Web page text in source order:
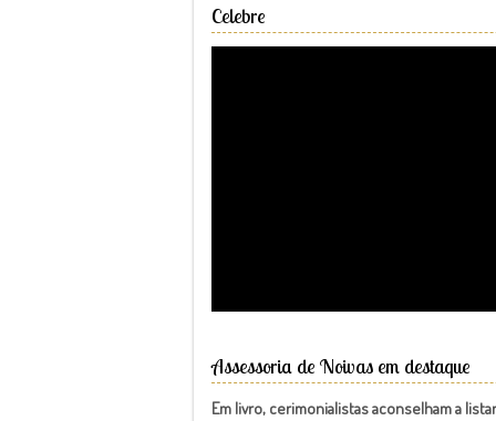
Celebre
Assessoria de Noivas em destaque
Em livro, cerimonialistas aconselham a listar